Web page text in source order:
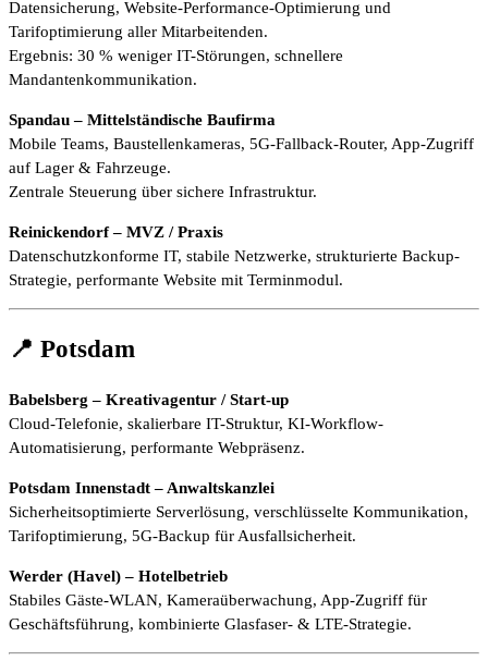
Datensicherung, Website-Performance-Optimierung und
Tarifoptimierung aller Mitarbeitenden.
Ergebnis: 30 % weniger IT-Störungen, schnellere
Mandantenkommunikation.
Spandau – Mittelständische Baufirma
Mobile Teams, Baustellenkameras, 5G-Fallback-Router, App-Zugriff
auf Lager & Fahrzeuge.
Zentrale Steuerung über sichere Infrastruktur.
Reinickendorf – MVZ / Praxis
Datenschutzkonforme IT, stabile Netzwerke, strukturierte Backup-
Strategie, performante Website mit Terminmodul.
📍 Potsdam
Babelsberg – Kreativagentur / Start-up
Cloud-Telefonie, skalierbare IT-Struktur, KI-Workflow-
Automatisierung, performante Webpräsenz.
Potsdam Innenstadt – Anwaltskanzlei
Sicherheitsoptimierte Serverlösung, verschlüsselte Kommunikation,
Tarifoptimierung, 5G-Backup für Ausfallsicherheit.
Werder (Havel) – Hotelbetrieb
Stabiles Gäste-WLAN, Kameraüberwachung, App-Zugriff für
Geschäftsführung, kombinierte Glasfaser- & LTE-Strategie.